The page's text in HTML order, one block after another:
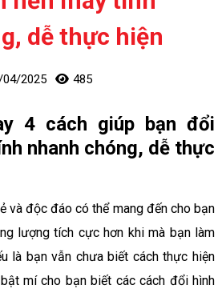
dễ thực hiện
04/2025 485
4 cách giúp bạn đổi
nhanh chóng, dễ thực
và độc đáo có thể mang đến cho bạn
lượng tích cực hơn khi mà bạn làm
là bạn vẫn chưa biết cách thực hiện
mí cho bạn biết các cách đổi hình